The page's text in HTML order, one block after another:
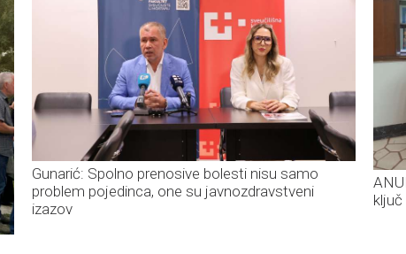
Gunarić: Spolno prenosive bolesti nisu samo
problem pojedinca, one su javnozdravstveni
izazov